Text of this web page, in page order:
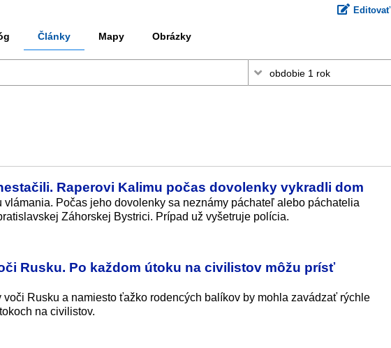
Editovať
Články Mapy Obrázky
Raperovi Kalimu počas dovolenky vykradli dom
Počas jeho dovolenky sa neznámy páchateľ alebo páchatelia
Záhorskej Bystrici. Prípad už vyšetruje polícia.
Rusku. Po každom útoku na civilistov môžu prísť
Rusku a namiesto ťažko rodencých balíkov by mohla zavádzať rýchle
na civilistov.